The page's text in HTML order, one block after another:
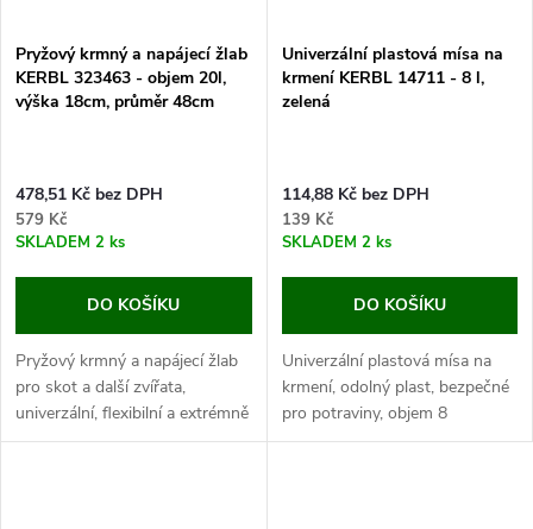
Pryžový krmný a napájecí žlab
KERBL 323463 - objem 20l,
výška 18cm, průměr 48cm
478,51 Kč bez DPH
579 Kč
SKLADEM 2 ks
DO KOŠÍKU
Pryžový krmný a napájecí žlab
pro skot a další zvířata,
univerzální, flexibilní a extrémně
odolný, objem 20 l, průměr 48
Univerzální plastová mísa na
krmení KERBL 14711 - 8 l,
zelená
114,88 Kč bez DPH
139 Kč
SKLADEM 2 ks
DO KOŠÍKU
Univerzální plastová mísa na
krmení, odolný plast, bezpečné
pro potraviny, objem 8
l, rozměry 18,5 x 31,5 cm.